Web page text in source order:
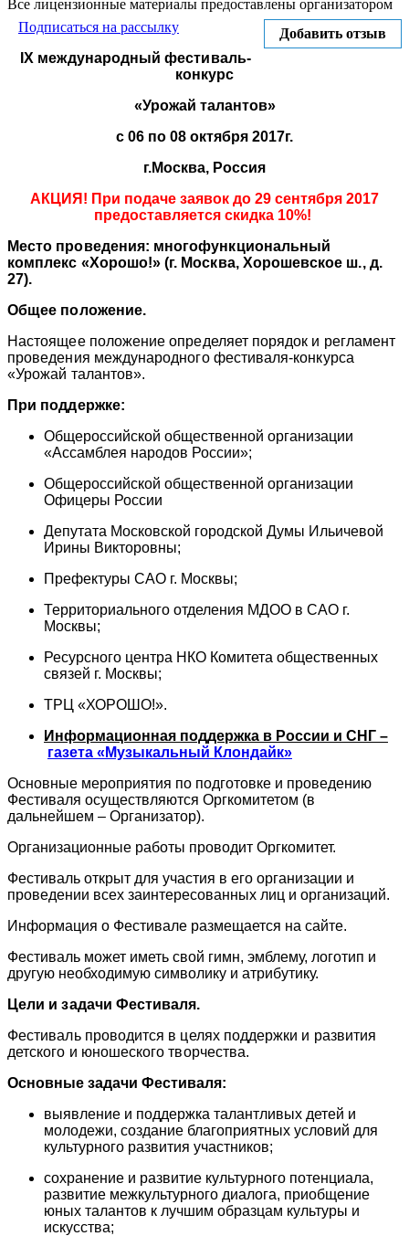
Все лицензионные материалы предоставлены организатором
Добавить отзыв
Подписаться на рассылку
IX международный фестиваль-
конкурс
«Урожай талантов»
с 06 по 08 октября 2017г.
г.Москва, Россия
АКЦИЯ! При подаче заявок до 29 сентября 2017
предоставляется скидка 10%!
Место проведения: многофункциональный
комплекс «Хорошо!» (г. Москва, Хорошевское ш., д.
27).
Общее положение.
Настоящее положение определяет порядок и регламент
проведения международного фестиваля-конкурса
«Урожай талантов».
При поддержке:
Общероссийской общественной организации
«Ассамблея народов России»;
Общероссийской общественной организации
Офицеры России
Депутата Московской городской Думы Ильичевой
Ирины Викторовны;
Префектуры САО г. Москвы;
Территориального отделения МДОО в САО г.
Москвы;
Ресурсного центра НКО Комитета общественных
связей г. Москвы;
ТРЦ «ХОРОШО!».
Информационная поддержка в России и СНГ –
газета «Музыкальный Клондайк»
Основные мероприятия по подготовке и проведению
Фестиваля осуществляются Оргкомитетом (в
дальнейшем – Организатор).
Организационные работы проводит Оргкомитет.
Фестиваль открыт для участия в его организации и
проведении всех заинтересованных лиц и организаций.
Информация о Фестивале размещается на сайте.
Фестиваль может иметь свой гимн, эмблему, логотип и
другую необходимую символику и атрибутику.
Цели и задачи Фестиваля.
Фестиваль проводится в целях поддержки и развития
детского и юношеского творчества.
Основные задачи Фестиваля:
выявление и поддержка талантливых детей и
молодежи, создание благоприятных условий для
культурного развития участников;
сохранение и развитие культурного потенциала,
развитие межкультурного диалога, приобщение
юных талантов к лучшим образцам культуры и
искусства;